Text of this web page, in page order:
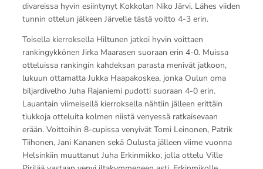
divareissa hyvin esiintynyt Kokkolan Niko Järvi. Lähes viiden
tunnin ottelun jälkeen Järvelle tästä voitto 4-3 erin.
Toisella kierroksella Hiltunen jatkoi hyvin voittaen
rankingykkönen Jirka Maarasen suoraan erin 4-0. Muissa
otteluissa rankingin kahdeksan parasta menivät jatkoon,
lukuun ottamatta Jukka Haapakoskea, jonka Oulun oma
biljardivelho Juha Rajaniemi pudotti suoraan 4-0 erin.
Lauantain viimeisellä kierroksella nähtiin jälleen erittäin
tiukkoja otteluita kolmen niistä venyessä ratkaisevaan
erään. Voittoihin 8-cupissa venyivät Tomi Leinonen, Patrik
Tiihonen, Jani Kananen sekä Oulusta jälleen viime vuonna
Helsinkiin muuttanut Juha Erkinmikko, jolla ottelu Ville